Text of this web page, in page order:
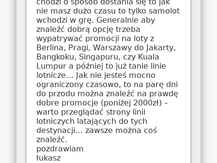
nie masz dużo czasu to tylko samolot
wchodzi w grę. Generalnie aby
znaleźć dobrą opcję trzeba
wypatrywać promocji na loty z
Berlina, Pragi, Warszawy do Jakarty,
Bangkoku, Singapuru, czy Kuala
Lumpur a później to już tanie linie
lotnicze… Jak nie jesteś mocno
ograniczony czasowo, to na parę dni
do przodu można znaleźć na prawdę
dobre promocje (poniżej 2000zł) –
warto przeglądać strony linii
lotniczych latających do tych
destynacji… zawsze można coś
znaleźć.
pozdrawiam
łukasz